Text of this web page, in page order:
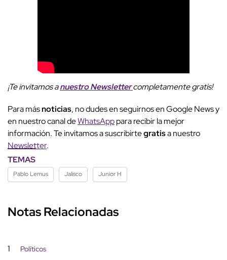
¡Te invitamos anuestro Newslettercompletamente gratis!
Para másnoticias, no dudes en seguirnos en Google News y
en nuestro canal deWhatsApppara recibir la mejor
información. Te invitamos a suscribirtegratisa nuestro
Newsletter.
TEMAS
Pablo Lemus Jalisco Junior H
Notas Relacionadas
1 Políticos